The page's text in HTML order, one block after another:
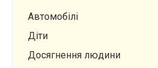
Автомобілі
Діти
Досягнення людини